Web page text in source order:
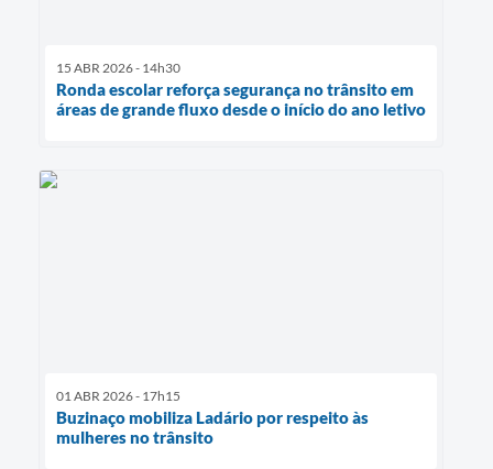
15 ABR 2026 - 14h30
Ronda escolar reforça segurança no trânsito em
áreas de grande fluxo desde o início do ano letivo
01 ABR 2026 - 17h15
Buzinaço mobiliza Ladário por respeito às
mulheres no trânsito